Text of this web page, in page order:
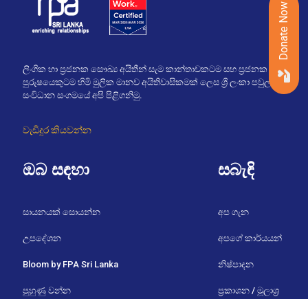
ලිංගික හා ප්‍රජනක සෞඛ්‍ය අයිතීන් සැම කාන්තාවකටම සහ ප්‍රජනක හා
පුරුෂයෙකුටම හිමි මුලික මානව අයිතිවාසිකමක් ලෙස ශ්‍රී ලංකා පවුල්
සංවිධාන සංගමයේ අපි පිළිගනිමු.
වැඩිදුර කියවන්න
ඔබ සඳහා
සායනයක් සොයන්න
උපදේශන
Bloom by FPA Sri Lanka
පුහුණු වන්න
සබැඳි
අප ගැන
අපගේ කාර්යයන්
නිෂ්පාදන
ප්‍රකාශන / මූලාශ්‍ර
Donate Now